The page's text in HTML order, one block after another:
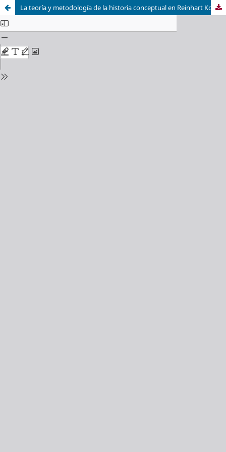
La teoría y metodología de la historia conceptual en Reinhart Koselleck / The Theory and Methodology of Conceptual History in Reinhart Koselleck